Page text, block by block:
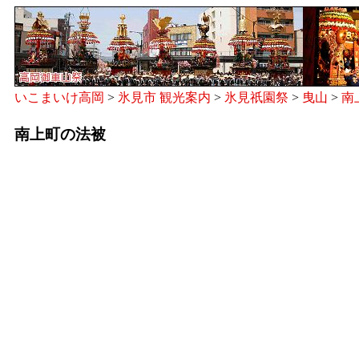
いこまいけ高岡 > 氷見市 観光案内 > 氷見祇園祭 > 曳山 > 南
南上町の法被